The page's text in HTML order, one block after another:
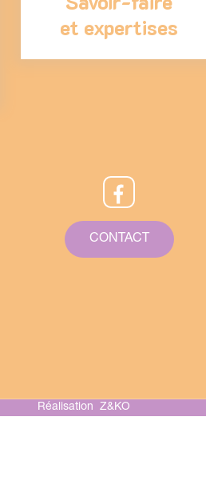
et expertises
CONTACT
Réalisation Z&KO